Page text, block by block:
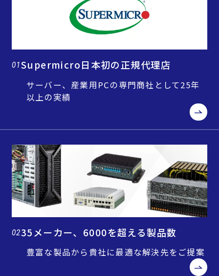
01Supermicro日本初の正規代理店
サーバー、産業用PCの専門商社として25年
以上の実績
0235メーカー、6000を超える製品数
豊富な製品から貴社に最適な解決先をご提案